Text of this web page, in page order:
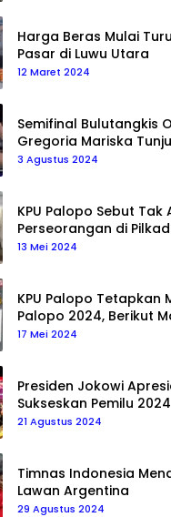
Harga Beras Mulai
Pasar di Luwu Utara
12 Maret 2024
Semifinal Bulutangkis
Gregoria Mariska
Pemain Asal Korea
3 Agustus 2024
KPU Palopo Sebut Tak
Perseorangan di
13 Mei 2024
KPU Palopo Tetapkan
Palopo 2024, Berikut
17 Mei 2024
Presiden Jokowi
Sukseskan Pemilu 2024
21 Agustus 2024
Timnas Indonesia
Lawan Argentina
29 Agustus 2024